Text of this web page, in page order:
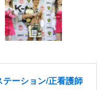
テーション/正看護師